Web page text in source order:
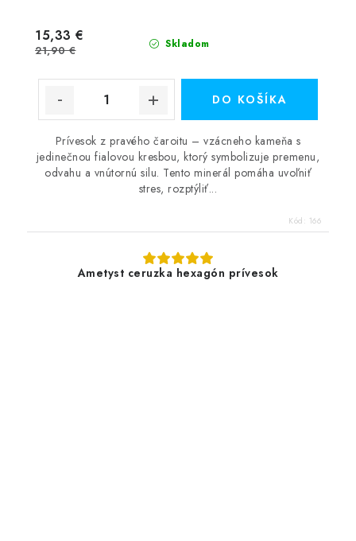
Skladom
15,33 €
21,90 €
DO KOŠÍKA
Prívesok z pravého čaroitu – vzácneho kameňa s
jedinečnou fialovou kresbou, ktorý symbolizuje premenu,
odvahu a vnútornú silu. Tento minerál pomáha uvoľniť
stres, rozptýliť...
Kód: 166
Ametyst ceruzka hexagón prívesok